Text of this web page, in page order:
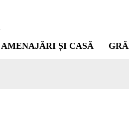
AMENAJĂRI ȘI CASĂ